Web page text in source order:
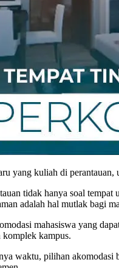
yang kuliah di
tidak hanya soal
adalah hal mutlak bagi
mahasiswa yang
komplek kampus.
waktu, pilihan akomodasi